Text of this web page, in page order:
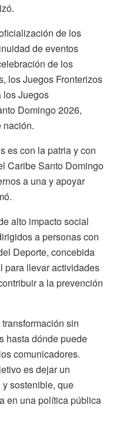
de los
de eventos
de los
los Juegos Fronterizos
los Juegos
Domingo 2026,
nación.
es con la patria y con
Caribe Santo Domingo
a una y apoyar
alto impacto social
a personas con
Deporte, concebida
para llevar actividades
a la prevención
sin
hasta dónde puede
comunicadores.
es dejar un
sostenible, que
en una política pública